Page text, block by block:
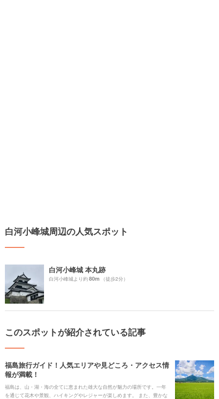
白河小峰城周辺の人気スポット
白河小峰城 本丸跡
白河小峰城より約80m （徒歩2分）
このスポットが紹介されている記事
福島旅行ガイド！人気エリアや見どころ・アクセス情
報が満載！
福島は、山・湖・海の全てに恵まれた雄大な自然が魅力の場所です。一年
を通じて花木や景観、ハイキングやレジャーが楽しめます。 また、豊かな